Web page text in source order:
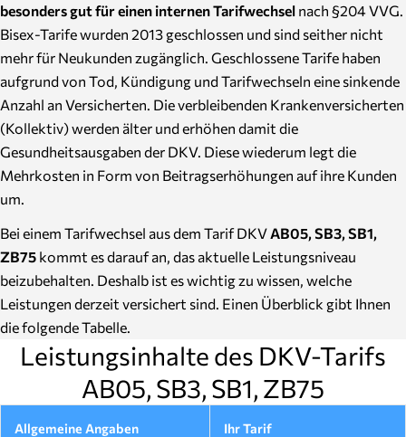
besonders gut für einen internen Tarifwechsel nach §204 VVG.
Bisex-Tarife wurden 2013 geschlossen und sind seither nicht
mehr für Neukunden zugänglich. Geschlossene Tarife haben
aufgrund von Tod, Kündigung und Tarifwechseln eine sinkende
Anzahl an Versicherten. Die verbleibenden Krankenversicherten
(Kollektiv) werden älter und erhöhen damit die
Gesundheitsausgaben der DKV. Diese wiederum legt die
Mehrkosten in Form von Beitragserhöhungen auf ihre Kunden
um.
Bei einem Tarifwechsel aus dem Tarif DKV AB05, SB3, SB1,
ZB75 kommt es darauf an, das aktuelle Leistungsniveau
beizubehalten. Deshalb ist es wichtig zu wissen, welche
Leistungen derzeit versichert sind. Einen Überblick gibt Ihnen
die folgende Tabelle.
Leistungsinhalte des DKV-Tarifs
AB05, SB3, SB1, ZB75
Allgemeine Angaben Ihr Tarif